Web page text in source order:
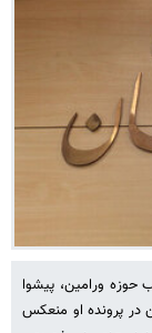
ورامین، پیشوا
در پرونده او منعکس